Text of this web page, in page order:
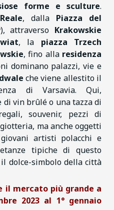
forme e sculture.
, dalla Piazza del
attraverso Krakowskie
, la piazza Trzech
, fino alla residenza
dominano palazzi, vie e
che viene allestito il
di Varsavia. Qui,
di vin brûlé o una tazza di
souvenir, pezzi di
ma anche oggetti
artisti polacchi e
tipiche di questo
dolce-simbolo della città
il mercato più grande a
2023 al 1° gennaio